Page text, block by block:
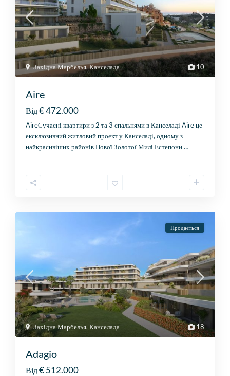
10
Західна Марбелья,Канселада
Aire
Від€ 472.000
AireСучасні квартири з 2 та 3 спальнями в Канселаді Aire це
ексклюзивний житловий проект у Канселаді, одному з
найкрасивіших районів Нової Золотої Милі Естепони…
18
Західна Марбелья,Канселада
Продається
Adagio
Від€ 512.000